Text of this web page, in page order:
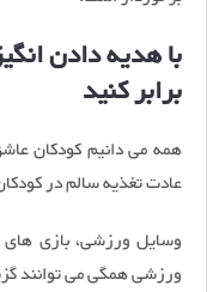
با هدیه دادن
برابر کنید
همه می دانیم کودکان
عادت تغذیه سالم در
وسایل ورزشی، بازی
ورزشی همگی می توانند